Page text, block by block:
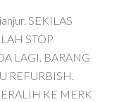
SEKILAS
STOP
LAGI. BARANG
REFURBISH.
KE MERK